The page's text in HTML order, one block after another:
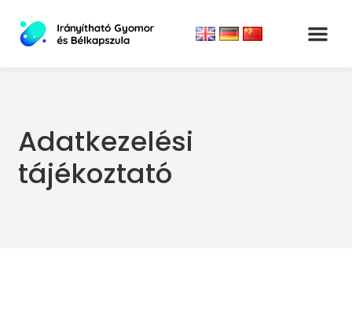
Adatkezelési
tájékoztató